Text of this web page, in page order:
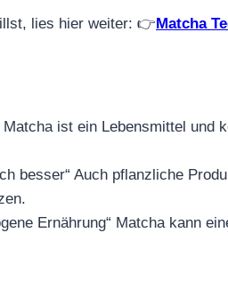
lies hier weiter: 👉 Matcha
Matcha ist ein Lebensmittel
besser“ Auch pflanzliche
Ernährung“ Matcha kann